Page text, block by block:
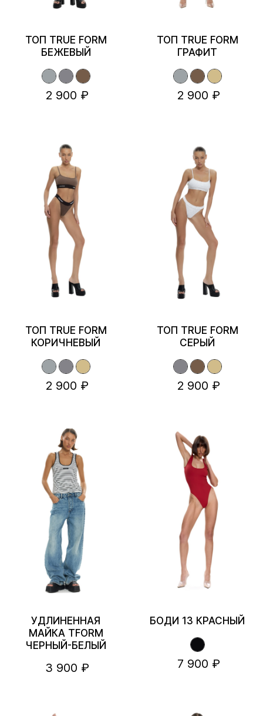
ТОП TRUE FORM
БЕЖЕВЫЙ
2 900 ₽
ТОП TRUE FORM
ГРАФИТ
2 900 ₽
ТОП TRUE FORM
КОРИЧНЕВЫЙ
2 900 ₽
ТОП TRUE FORM
СЕРЫЙ
2 900 ₽
УДЛИНЕННАЯ
МАЙКА TFORM
ЧЕРНЫЙ-БЕЛЫЙ
3 900 ₽
БОДИ 13 КРАСНЫЙ
7 900 ₽